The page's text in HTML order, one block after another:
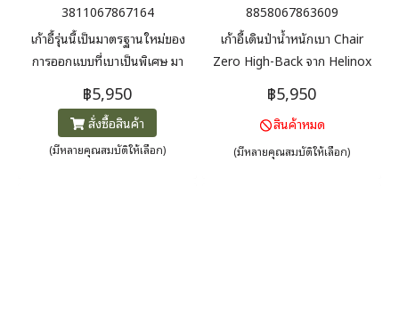
3811067867164
เก้าอี้รุ่นนี้เป็นมาตรฐานใหม่ของ
การออกแบบที่เบาเป็นพิเศษ มา
ตาข่ายโมโนฟิลาเมนต์โปร่งแสง
ออกแบบมาเพื่อความแข็งแรง
ความสะดวกสบาย และความ
฿5,950
สั่งซื้อสินค้า
(มีหลายคุณสมบัติให้เลือก)
8858067863609
เก้าอี้เดินป่าน้ำหนักเบา Chair
Zero High-Back จาก Helinox
หลังสูง 81 ซม. สามารถพิงได้อย่าง
สบาย ขนาดเก็บเล็ก
฿5,950
สินค้าหมด
(มีหลายคุณสมบัติให้เลือก)